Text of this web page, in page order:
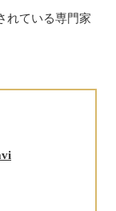
れている専門家